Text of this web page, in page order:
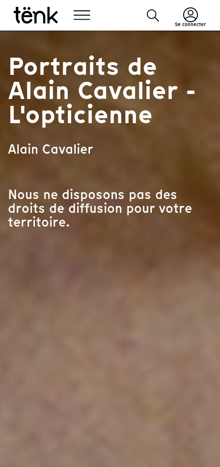
Se connecter
Portraits de
Alain Cavalier -
L'opticienne
Alain Cavalier
Nous ne disposons pas des
droits de diffusion pour votre
territoire.